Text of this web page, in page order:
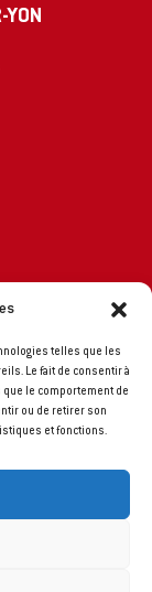
telles que les
Le fait de consentir à
le comportement de
ou de retirer son
et fonctions.